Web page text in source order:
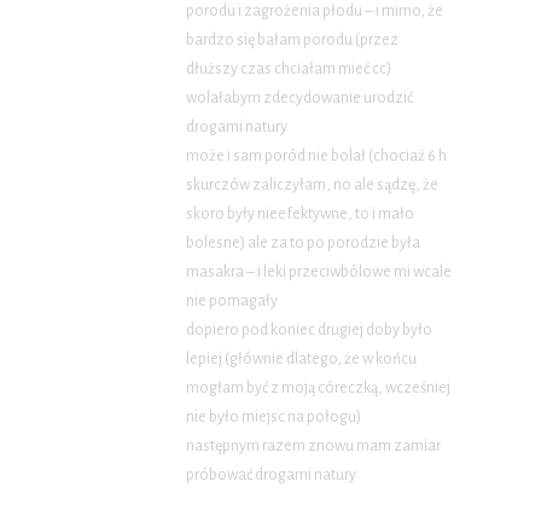
porodu i zagrożenia płodu – i mimo, że
bardzo się bałam porodu (przez
dłuższy czas chciałam mieć cc)
wolałabym zdecydowanie urodzić
drogami natury
może i sam poród nie bolał (chociaż 6 h
skurczów zaliczyłam, no ale sądzę, że
skoro były nieefektywne, to i mało
bolesne) ale za to po porodzie była
masakra – i leki przeciwbólowe mi wcale
nie pomagały
dopiero pod koniec drugiej doby było
lepiej (głównie dlatego, że w końcu
mogłam być z moją córeczką, wcześniej
nie było miejsc na połogu)
następnym razem znowu mam zamiar
próbować drogami natury